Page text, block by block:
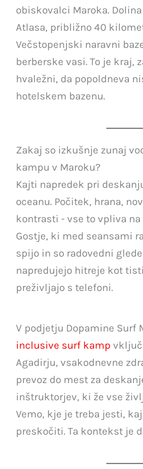
obiskovalci Maroka.
Atlasa, približno 40
Večstopenjski naravni
berberske vasi. To je kraj,
hvaležni, da popoldneva
hotelskem bazenu.
Zakaj so izkušnje zunaj
kampu v Maroku?
Kajti napredek pri
oceanu. Počitek, hrana,
kontrasti - vse to vpliva
Gostje, ki med seansami
spijo in so radovedni
napredujejo hitreje kot
preživljajo s telefoni.
V podjetju Dopamine Surf
inclusive surf kamp
Agadirju, vsakodnevne
prevoz do mest za
inštruktorjev, ki že vse
Vemo, kje je treba jesti,
preskočiti. Ta kontekst je